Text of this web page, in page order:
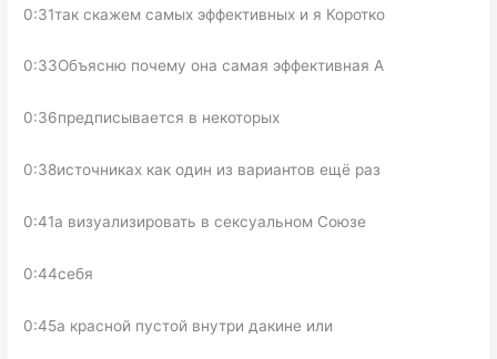
0:31так скажем самых эффективных и я Коротко
0:33Объясню почему она самая эффективная А
0:36предписывается в некоторых
0:38источниках как один из вариантов ещё раз
0:41а визуализировать в сексуальном Союзе
0:44себя
0:45а красной пустой внутри дакине или